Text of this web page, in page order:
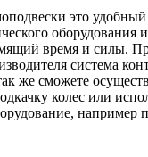
это
оборудования
время и силы.
система
же сможете
колес или
например